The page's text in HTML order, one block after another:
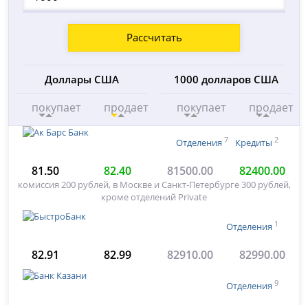
Рассчитать
Доллары США
покупает продает
1000 долларов США
покупает продает
Отделения 7 Кредиты 2
81.50 82.40 81500.00 82400.00
комиссия 200 рублей, в Москве и Санкт-Петербурге 300 рублей,
кроме отделений Private
Отделения 1
82.91 82.99 82910.00 82990.00
Отделения 9